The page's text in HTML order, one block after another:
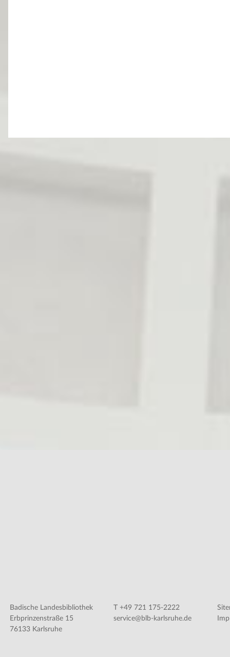
Badische Landesbibliothek
Erbprinzenstraße 15
76133 Karlsruhe
T +49 721 175-2222
service@blb-karlsruhe.de